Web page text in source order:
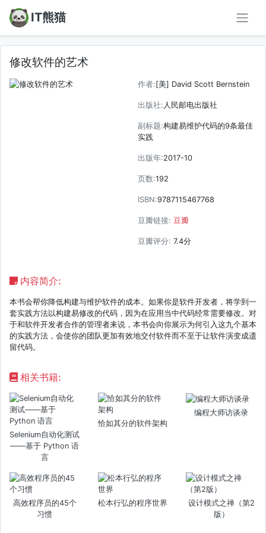
IT熊猫
修改软件的艺术
作者:[美] David Scott Bernstein
出版社: 人民邮电出版社
副标题:构建易维护代码的9条最佳
实践
出版年:2017-10
页数:192
ISBN:9787115467768
豆瓣链接: 豆瓣
豆瓣评分: 7.4分
内容简介:
本书会帮你降低构建与维护软件的成本。如果你是软件开发者，将学到一
套实践方法以构建易修改的代码，因为在应用当中代码经常需要修改。对
于和软件开发者合作的管理者来说，本书会向你展示为何引入这九个基本
的实践方法，会使你的团队更加有效地交付软件而不至于让软件演变成遗
留代码。
相关书籍:
Selenium自动化测试
——基于 Python 语
言
恰如其分的软件架构
编程大师访谈录
高效程序员的45个
习惯
松本行弘的程序世界
设计模式之禅（第2
版）